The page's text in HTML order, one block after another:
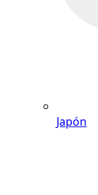
Japón